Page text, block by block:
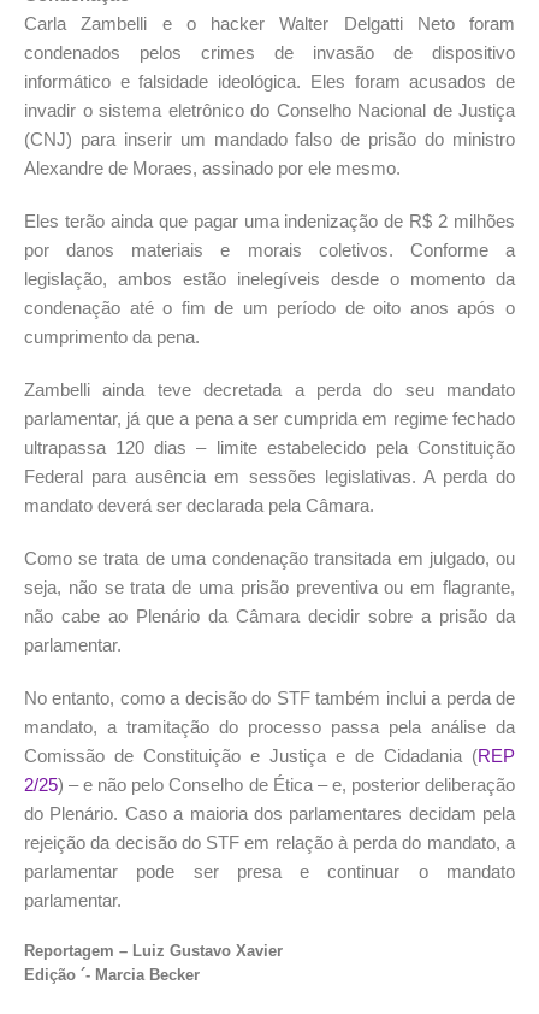
Carla Zambelli e o hacker Walter Delgatti Neto foram
condenados pelos crimes de invasão de dispositivo
informático e falsidade ideológica. Eles foram acusados de
invadir o sistema eletrônico do Conselho Nacional de Justiça
(CNJ) para inserir um mandado falso de prisão do ministro
Alexandre de Moraes, assinado por ele mesmo.
Eles terão ainda que pagar uma indenização de R$ 2 milhões
por danos materiais e morais coletivos. Conforme a
legislação, ambos estão inelegíveis desde o momento da
condenação até o fim de um período de oito anos após o
cumprimento da pena.
Zambelli ainda teve decretada a perda do seu mandato
parlamentar, já que a pena a ser cumprida em regime fechado
ultrapassa 120 dias – limite estabelecido pela Constituição
Federal para ausência em sessões legislativas. A perda do
mandato deverá ser declarada pela Câmara.
Como se trata de uma condenaçãotransitada em julgado, ou
seja, não se trata de uma prisão preventiva ou em flagrante,
não cabe ao Plenário da Câmara decidir sobre a prisão da
parlamentar.
No entanto, como a decisão do STF também inclui a perda de
mandato, a tramitação do processo passa pela análise da
Comissão de Constituição e Justiça e de Cidadania (REP
2/25) – e não pelo Conselho de Ética – e, posterior deliberação
do Plenário. Caso a maioria dos parlamentares decidam pela
rejeição da decisão do STF em relação à perda do mandato, a
parlamentar pode ser presa e continuar o mandato
parlamentar.
Reportagem – Luiz Gustavo Xavier
Edição ´- Marcia Becker